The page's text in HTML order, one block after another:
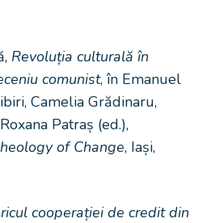
Revoluția culturală în
comunist, în Emanuel
Camelia Grădinaru,
Patraș (ed.),
of Change, Iași,
cooperației de credit din